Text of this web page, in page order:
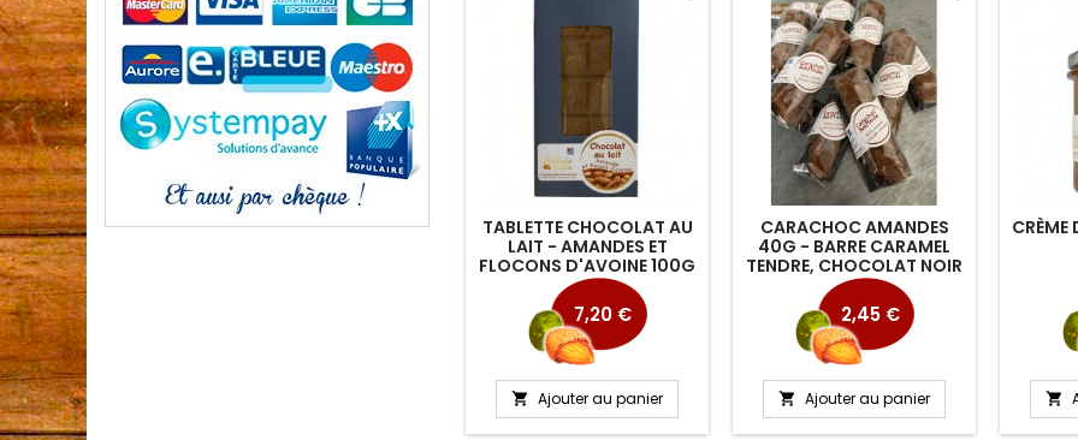
TABLETTE CHOCOLAT AU
LAIT - AMANDES ET
FLOCONS D'AVOINE 100G
7,20 €
 Ajouter au panier
CARACHOC AMANDES
40G - BARRE CARAMEL
TENDRE, CHOCOLAT NOIR
ET AMANDES
2,45 €
 Ajouter au panier 